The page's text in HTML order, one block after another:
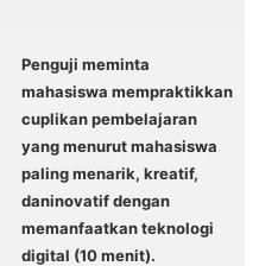
Penguji meminta
mahasiswa mempraktikkan
cuplikan pembelajaran
yang menurut mahasiswa
paling menarik, kreatif,
daninovatif dengan
memanfaatkan teknologi
digital (10 menit).